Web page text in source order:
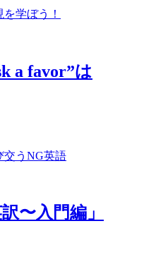
学ぼう！
a favor”は
交うNG英語
〜入門編」